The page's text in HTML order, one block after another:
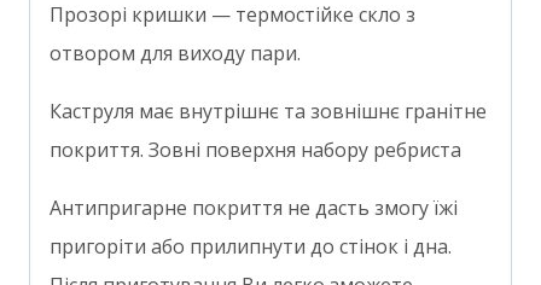
Прозорі кришки — термостійке скло з
отвором для виходу пари.
Каструля має внутрішнє та зовнішнє гранітне
покриття. Зовні поверхня набору ребриста
Антипригарне покриття не дасть змогу їжі
пригоріти або прилипнути до стінок і дна.